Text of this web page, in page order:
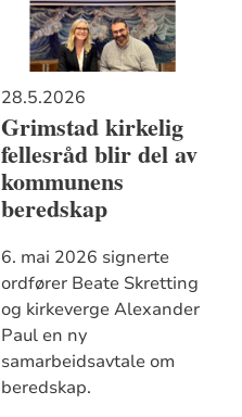
28.5.2026
Grimstad kirkelig
fellesråd blir del av
kommunens
beredskap
6. mai 2026 signerte
ordfører Beate Skretting
og kirkeverge Alexander
Paul en ny
samarbeidsavtale om
beredskap.